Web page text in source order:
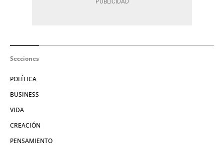
Secciones
POLÍTICA
BUSINESS
VIDA
CREACIÓN
PENSAMIENTO